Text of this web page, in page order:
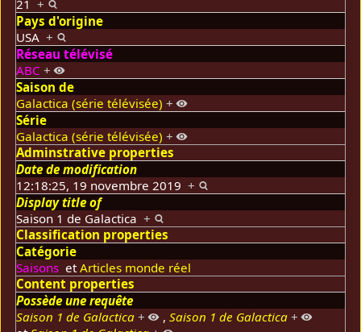
21+
Pays d'origine
USA+
Réseau télévisé
ABC +
Saison de
Galactica (série télévisée) +
Série
Galactica (série télévisée) +
Adminstrative properties
Date de modification
12:18:25, 19 novembre 2019 +
Display title of
Saison 1 de Galactica+
Classification properties
Catégorie
Saisons etArticles monde réel
Content properties
Possède une requête
Saison 1 de Galactica + ,Saison 1 de Galactica +